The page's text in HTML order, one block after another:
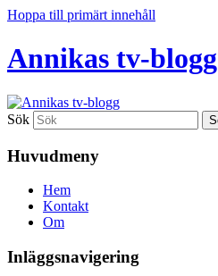
Hoppa till primärt innehåll
Annikas tv-blogg
Sök
Huvudmeny
Hem
Kontakt
Om
Inläggsnavigering